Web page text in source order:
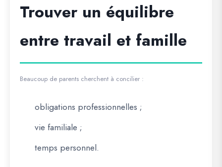
Trouver un équilibre
entre travail et famille
Beaucoup de parents cherchent à concilier :
obligations professionnelles ;
vie familiale ;
temps personnel.